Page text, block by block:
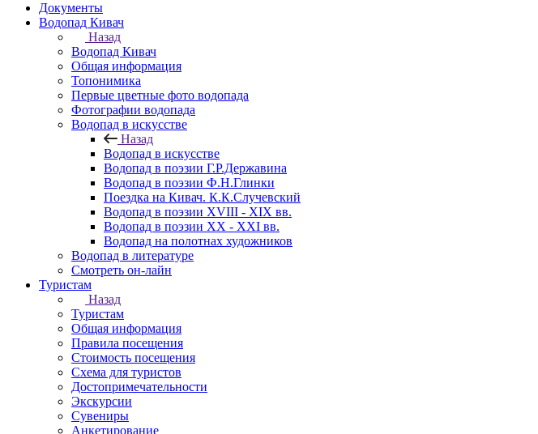
Документы
Водопад Кивач
Назад
Водопад Кивач
Общая информация
Топонимика
Первые цветные фото водопада
Фотографии водопада
Водопад в искусстве
Назад
Водопад в искусстве
Водопад в поэзии Г.Р.Державина
Водопад в поэзии Ф.Н.Глинки
Поездка на Кивач. К.К.Случевский
Водопад в поэзии XVIII - XIX вв.
Водопад в поэзии XX - XXI вв.
Водопад на полотнах художников
Водопад в литературе
Смотреть он-лайн
Туристам
Назад
Туристам
Общая информация
Правила посещения
Стоимость посещения
Схема для туристов
Достопримечательности
Экскурсии
Сувениры
Анкетирование